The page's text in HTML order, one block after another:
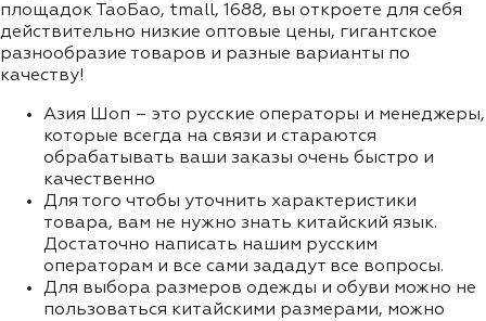
площадок ТаоБао, tmall, 1688, вы откроете для себя
действительно низкие оптовые цены, гигантское
разнообразие товаров и разные варианты по
качеству!
Азия Шоп – это русские операторы и менеджеры,
которые всегда на связи и стараются
обрабатывать ваши заказы очень быстро и
качественно
Для того чтобы уточнить характеристики
товара, вам не нужно знать китайский язык.
Достаточно написать нашим русским
операторам и все сами зададут все вопросы.
Для выбора размеров одежды и обуви можно не
пользоваться китайскими размерами, можно